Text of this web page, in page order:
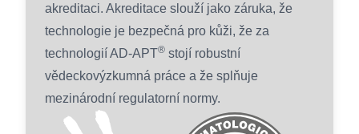
akreditaci. Akreditace slouží jako záruka, že
technologie je bezpečná pro kůži, že za
technologií AD-APT® stojí robustní
vědeckovýzkumná práce a že splňuje
mezinárodní regulatorní normy.